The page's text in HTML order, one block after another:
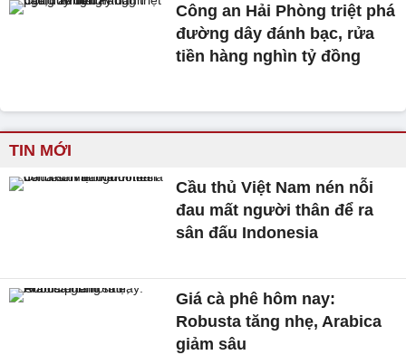
Công an Hải Phòng triệt phá
đường dây đánh bạc, rửa
tiền hàng nghìn tỷ đồng
TIN MỚI
Cầu thủ Việt Nam nén nỗi
đau mất người thân để ra
sân đấu Indonesia
Giá cà phê hôm nay:
Robusta tăng nhẹ, Arabica
giảm sâu